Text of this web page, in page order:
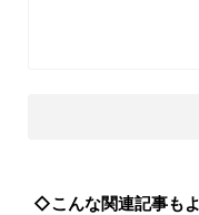
◇こんな関連記事も